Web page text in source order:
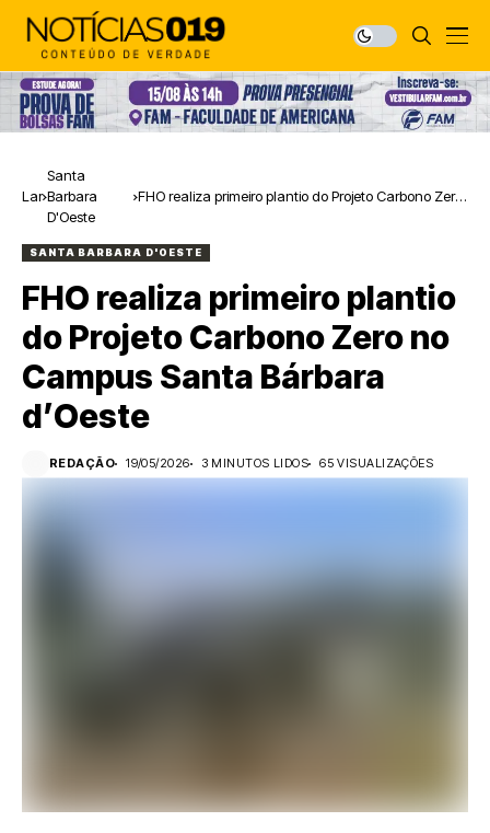
Lar
Santa
Barbara
D'Oeste
FHO realiza primeiro plantio do Projeto Carbono Zero
SANTA BARBARA D'OESTE
FHO realiza primeiro plantio
do Projeto Carbono Zero no
Campus Santa Bárbara
d’Oeste
REDAÇÃO 19/05/2026 3 MINUTOS LIDOS 65 VISUALIZAÇÕES